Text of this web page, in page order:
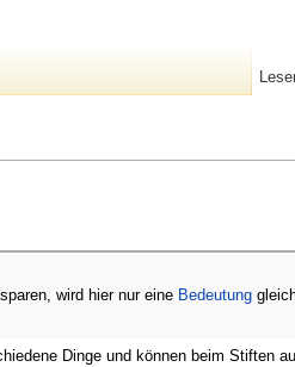
wird hier nur eine Bedeutung
Dinge und können beim Stiften